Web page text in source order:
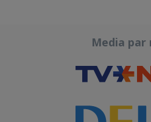
Media par